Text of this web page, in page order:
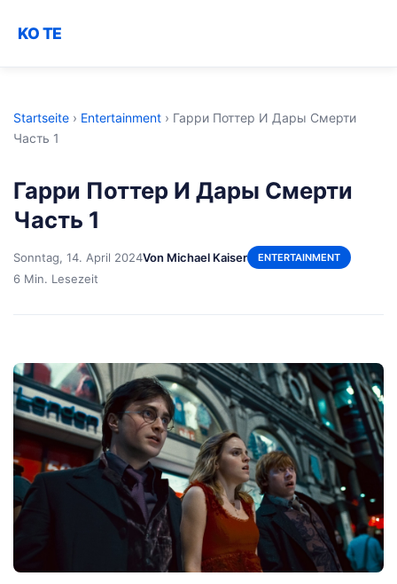
KO TE
Startseite › Entertainment › Гарри Поттер И Дары Смерти
Часть 1
Гарри Поттер И Дары Смерти
Часть 1
Sonntag, 14. April 2024Von Michael Kaiser ENTERTAINMENT
6 Min. Lesezeit